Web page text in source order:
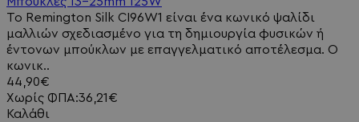
Το Remington Silk CI96W1 είναι ένα κωνικό ψαλίδι
μαλλιών σχεδιασμένο για τη δημιουργία φυσικών ή
έντονων μπούκλων με επαγγελματικό αποτέλεσμα. Ο
κωνικ..
44,90€
Χωρίς ΦΠΑ:36,21€
Καλάθι